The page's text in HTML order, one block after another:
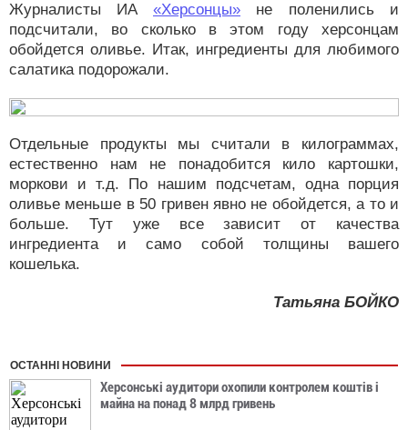
Журналисты ИА «Херсонцы» не поленились и
подсчитали, во сколько в этом году херсонцам
обойдется оливье. Итак, ингредиенты для любимого
салатика подорожали.
Отдельные продукты мы считали в килограммах,
естественно нам не понадобится кило картошки,
моркови и т.д. По нашим подсчетам, одна порция
оливье меньше в 50 гривен явно не обойдется, а то и
больше. Тут уже все зависит от качества
ингредиента и само собой толщины вашего
кошелька.
Татьяна БОЙКО
ОСТАННІ НОВИНИ
Херсонські аудитори охопили контролем коштів і
майна на понад 8 млрд гривень